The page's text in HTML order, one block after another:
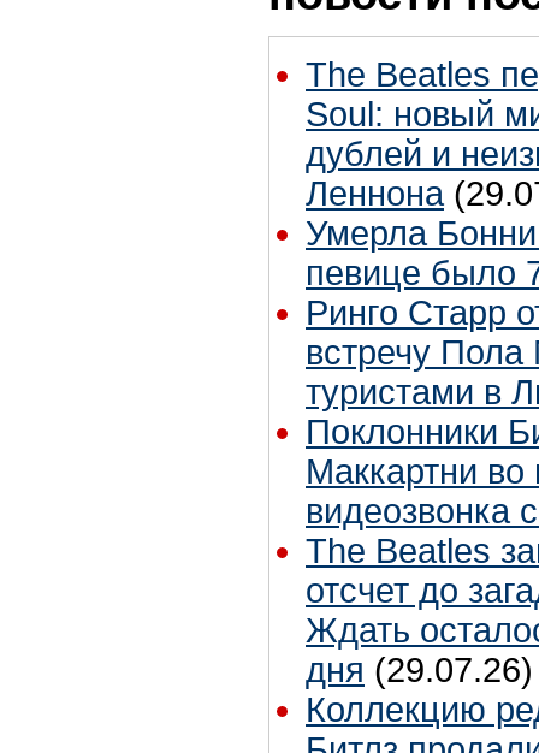
The Beatles
Soul: новый
дублей и
Леннона
Умерла
певице было
Ринго Старр
встречу Пола
туристами в
Поклонники
Маккартни во
видеозвонка
The Beatles
отсчет до
Ждать
дня (29.07.26)
Коллекцию